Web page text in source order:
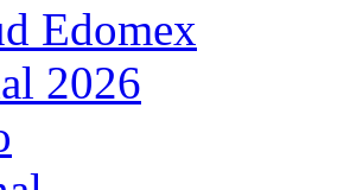
Edomex
2026